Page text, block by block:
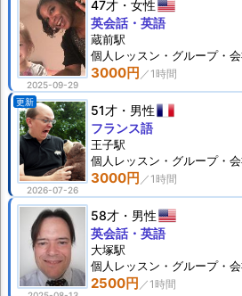
2025-09-29
47才 女性
3000円
英会話・英語
蔵前駅
個人 レッスン ・グループ・
更新
2026-07-26
51才 男性
3000円
フランス語
王子駅
個人 レッスン ・グループ・
58才 男性
2500円
英会話・英語
大塚駅
個人 レッスン ・グループ・